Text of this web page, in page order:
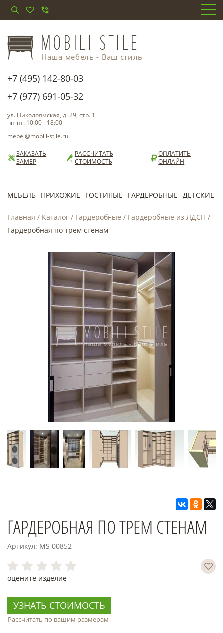
Наша мебель - Ваш стиль
+7 (495) 142-80-03
+7 (977) 691-05-32
ул. Николоямская, д. 29, стр. 1
пн-пт: 10:00 - 18:00
mebel@mobili-stile.ru
ЗАКАЗАТЬ
ЗАМЕР
РАССЧИТАТЬ
СТОИМОСТЬ
ОПЛАТИТЬ
ОНЛАЙН
МЕБЕЛЬ ПРИХОЖИЕ ГОСТИНЫЕ ГАРДЕРОБНЫЕ ДЕТСКИЕ
Главная / Каталог / Гардеробные / Гардеробные из ЛДСП /
Гардеробная по трем стенам
ГАРДЕРОБНАЯ ПО ТРЕМ СТЕНАМ
Артикул: MS 00852
оцените изделие
УЗНАТЬ СТОИМОСТЬ
Рассчитать по вашим размерам